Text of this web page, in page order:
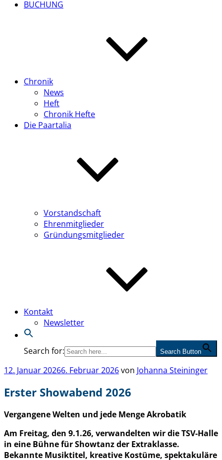
BUCHUNG
Chronik
News
Heft
Chronik Hefte
Die Paartalia
Vorstandschaft
Ehrenmitglieder
Gründungsmitglieder
Kontakt
Newsletter
Search for: Search Button
Veröffentlicht
12. Januar 20266. Februar 2026von Johanna Steininger
Erster Showabend 2026
Vergangene Welten und jede Menge Akrobatik
Am Freitag, den 9.1.26, verwandelten wir die TSV-Halle
in eine Bühne für Showtanz der Extraklasse.
Bekannte Musiktitel, kreative Kostüme, spektakuläre